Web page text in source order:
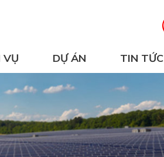
VỤ DỰ ÁN TIN TỨC